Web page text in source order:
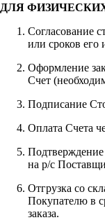
ДЛЯ
Согласование
или сроков его
Оформление
Счет
Подписание
Оплата Счета
на р/с
Отгрузка со
Покупателю в
заказа.